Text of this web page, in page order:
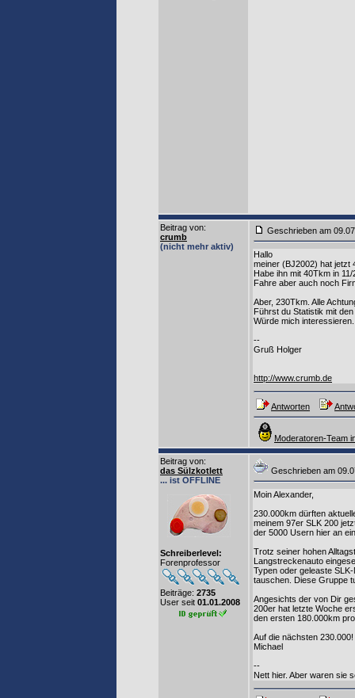
Beitrag von:
crumb
(nicht mehr aktiv)
Geschrieben am
Hallo
meiner (BJ2002) hat jetzt
Habe ihn mit 40Tkm in
Fahre aber auch noch
Aber, 230Tkm. Alle
Führst du Statistik mit
Würde mich interessieren.
--
Gruß Holger
http://www.crumb.de
Antworten
Moderatoren-Team
Beitrag von:
das Sülzkotlett
... ist OFFLINE
Schreiberlevel:
Forenprofessor
Beiträge: 2735
User seit 01.01.2008
Geschrieben am
Moin Alexander,
230.000km dürften
meinem 97er SLK 200
der 5000 Usern hier an
Trotz seiner hohen
Langstreckenauto
Typen oder geleaste
tauschen. Diese Gruppe
Angesichts der von Dir
200er hat letzte Woche
den ersten 180.000km
Auf die nächsten 230.000!
Michael
--
Nett hier. Aber waren sie